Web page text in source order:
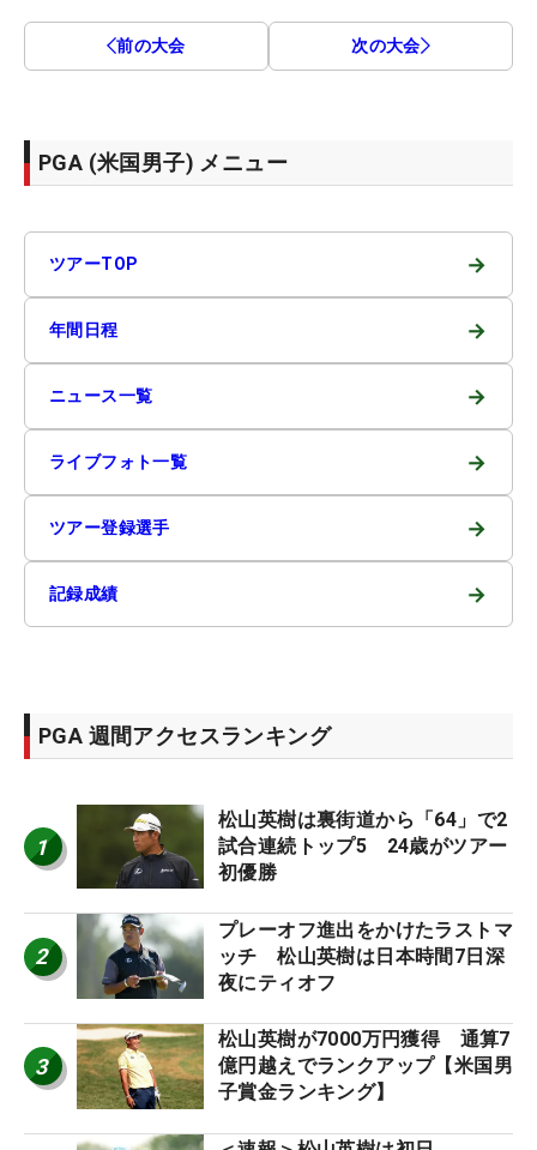
前の大会 次の大会
PGA (米国男子) メニュー
ツアーTOP →
年間日程 →
ニュース一覧 →
ライブフォト一覧 →
ツアー登録選手 →
記録成績 →
PGA 週間アクセスランキング
1
松山英樹は裏街道から「64」で2
試合連続トップ5 24歳がツアー
初優勝
2
プレーオフ進出をかけたラストマ
ッチ 松山英樹は日本時間7日深
夜にティオフ
3
松山英樹が7000万円獲得 通算7
億円越えでランクアップ【米国男
子賞金ランキング】